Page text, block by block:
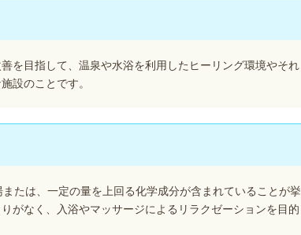
を目指して、温泉や水浴を利用したヒーリング環境やそれ
設のことです。
たは、一定の量を上回る化学成分が含まれていることが挙
がなく、入浴やマッサージによるリラクゼーションを目的